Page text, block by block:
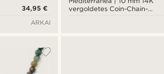
34,95 €
ARKAI
vergoldetes Coin-Chain-